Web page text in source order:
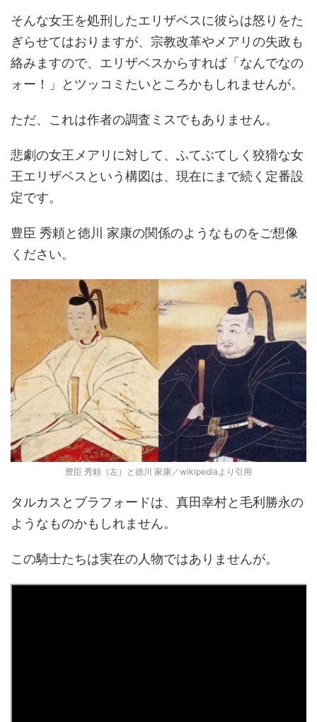
そんな女王を処刑したエリザベスに彼らは怒りをた
ぎらせてはおりますが、宗教改革やメアリの失政も
絡みますので、エリザベスからすれば「なんでなの
ォー！」とツッコミたいところかもしれませんが。
ただ、これは作者の調査ミスでもありません。
悲劇の女王メアリに対して、ふてぶてしく狡猾な女
王エリザベスという構図は、現在にまで続く定番設
定です。
豊臣 秀頼と徳川 家康の関係のようなものをご想像
ください。
豊臣 秀頼（左）と徳川 家康／wikipediaより引用
タルカスとブラフォードは、真田幸村と毛利勝永の
ようなものかもしれません。
この騎士たちは実在の人物ではありませんが。